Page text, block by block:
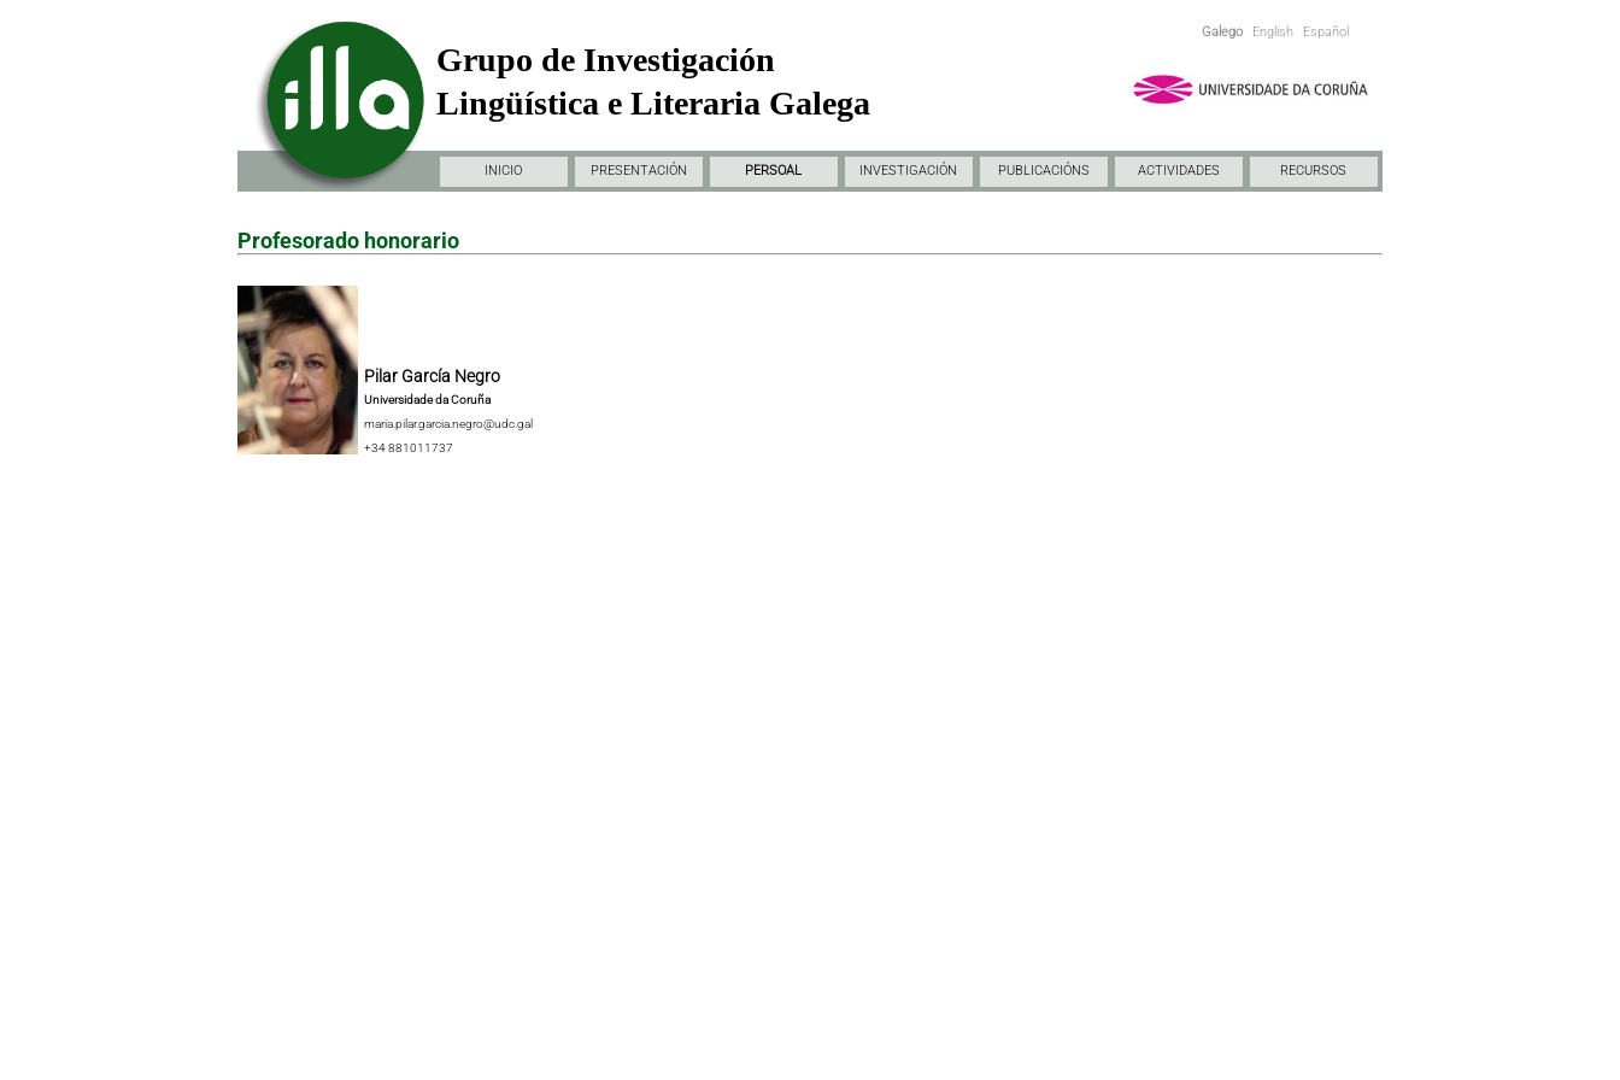
Galego English Español
Grupo de Investigación
Lingüística e Literaria Galega
INICIO PRESENTACIÓN PERSOAL INVESTIGACIÓN PUBLICACIÓNS ACTIVIDADES RECURSOS
Profesorado honorario
Pilar García Negro
Universidade da Coruña
maria.pilar.garcia.negro@udc.gal
+34 881011737